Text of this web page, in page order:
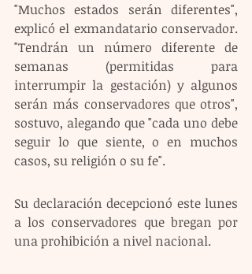
"Muchos estados serán diferentes",
explicó el exmandatario conservador.
"Tendrán un número diferente de
semanas (permitidas para
interrumpir la gestación) y algunos
serán más conservadores que otros",
sostuvo, alegando que "cada uno debe
seguir lo que siente, o en muchos
casos, su religión o su fe".
Su declaración decepcionó este lunes
a los conservadores que bregan por
una prohibición a nivel nacional.